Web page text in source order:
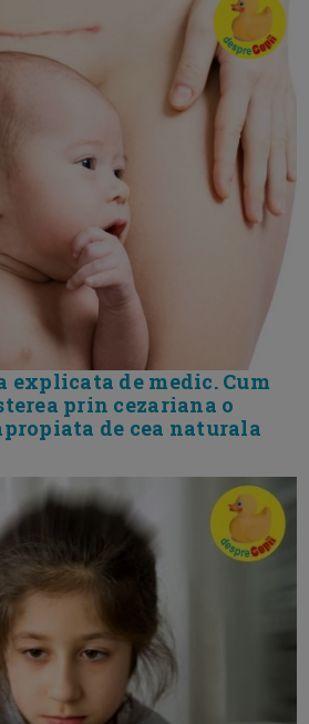
explicata de medic. Cum
prin cezariana o
de cea naturala